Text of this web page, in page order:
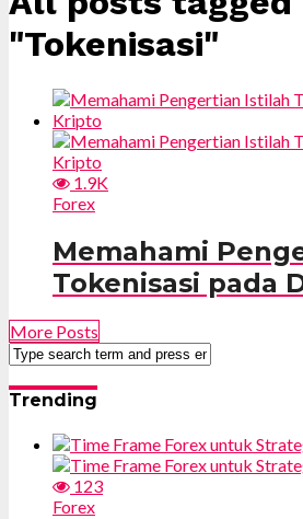
"Tokenisasi"
1.9K
Forex
Memahami
Tokenisasi pada
More Posts
Trending
123
Forex